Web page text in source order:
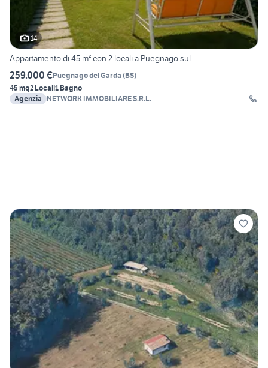
14
Appartamento di 45 m² con 2 locali a Puegnago sul
259.000 €Puegnago del Garda (BS)
45 mq2 Locali1 Bagno
Agenzia
NETWORK IMMOBILIARE S.R.L.